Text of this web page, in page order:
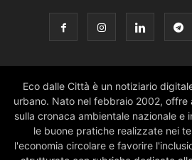
Eco dalle Città è un notiziario
urbano. Nato nel febbraio 2002, offre
sulla cronaca ambientale nazionale e
le buone pratiche realizzate nei
l'economia circolare e favorire